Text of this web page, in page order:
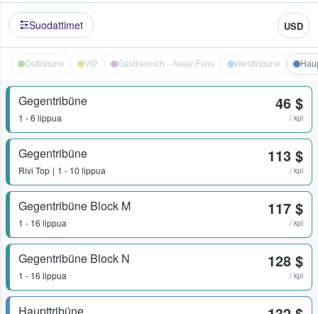
Suodattimet USD
Osttribüne VIP Gastbereich - Away Fans Westtribüne
Gegentribüne
1 - 6 lippua
46 $
/ kpl
Gegentribüne
Rivi Top 1 - 10 lippua
113 $
/ kpl
Gegentribüne Block M
1 - 16 lippua
117 $
/ kpl
Gegentribüne Block N
1 - 16 lippua
128 $
/ kpl